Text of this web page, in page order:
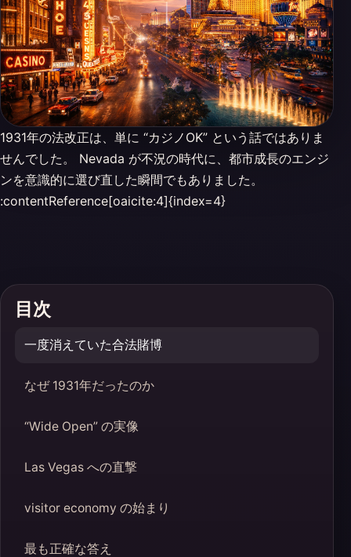
1931年の法改正は、単に “カジノOK” という話ではありま
せんでした。 Nevada が不況の時代に、都市成長のエンジ
ンを意識的に選び直した瞬間でもありました。
:contentReference[oaicite:4]{index=4}
目次
一度消えていた合法賭博
なぜ 1931年だったのか
“Wide Open” の実像
Las Vegas への直撃
visitor economy の始まり
最も正確な答え